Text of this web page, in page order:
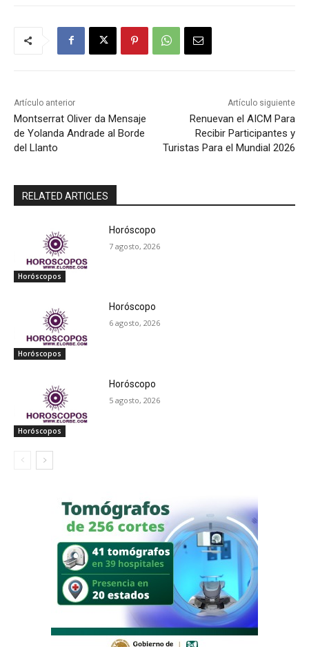
Artículo anterior
Montserrat Oliver da Mensaje
de Yolanda Andrade al Borde
del Llanto
Artículo siguiente
Renuevan el AICM Para
Recibir Participantes y
Turistas Para el Mundial 2026
RELATED ARTICLES
Horóscopos
Horóscopo
7 agosto, 2026
Horóscopos
Horóscopo
6 agosto, 2026
Horóscopos
Horóscopo
5 agosto, 2026